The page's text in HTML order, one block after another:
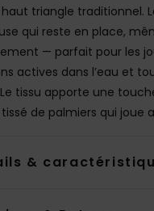
haut triangle traditionnel.
qui reste en place,
— parfait pour les
actives dans l’eau et
tissu apporte une
de palmiers qui joue
&